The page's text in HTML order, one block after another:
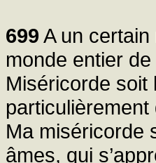
699 A un certain
monde entier
Miséricorde soit
Ma miséricorde
âmes, qui